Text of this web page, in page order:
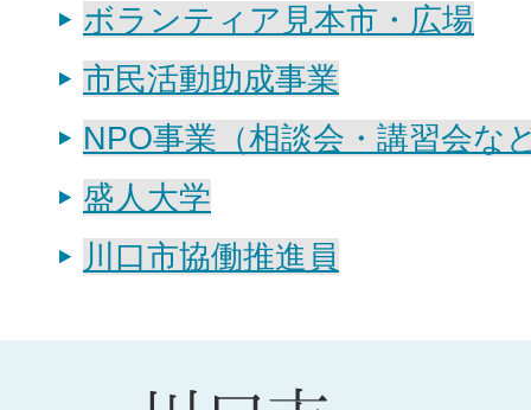
ボランティア見本市・広場
市民活動助成事業
NPO事業（相談会・講習会な
盛人大学
川口市協働推進員